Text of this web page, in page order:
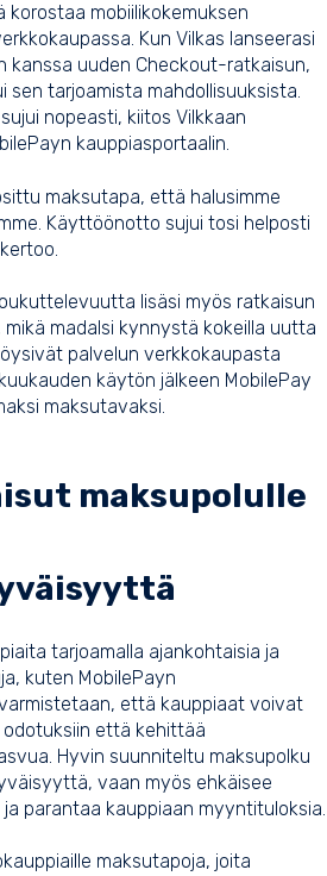
korostaa mobiilikokemuksen
Kun Vilkas lanseerasi
kanssa uuden Checkout-ratkaisun,
sen tarjoamista mahdollisuuksista.
nopeasti, kiitos Vilkkaan
kauppiasportaalin.
maksutapa, että halusimme
Käyttöönotto sujui tosi helposti
lisäsi myös ratkaisun
madalsi kynnystä kokeilla uutta
palvelun verkkokaupasta
käytön jälkeen MobilePay
maksutavaksi.
maksupolulle
tarjoamalla ajankohtaisia ja
kuten MobilePayn
että kauppiaat voivat
että kehittää
Hyvin suunniteltu maksupolku
vaan myös ehkäisee
parantaa kauppiaan myyntituloksia.
maksutapoja, joita